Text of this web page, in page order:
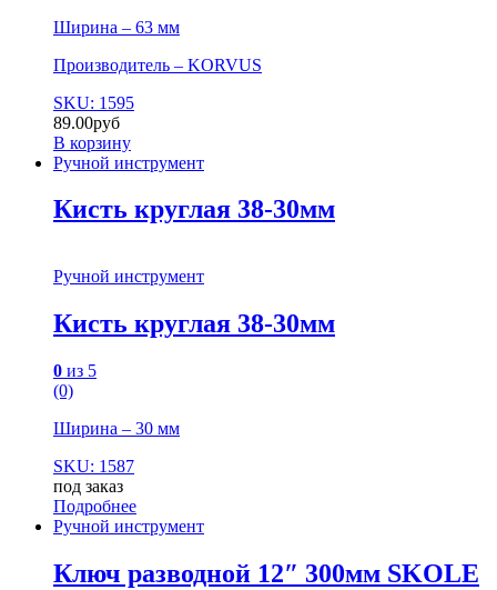
Ширина – 63 мм
Производитель – KORVUS
SKU: 1595
89.00руб
В корзину
Ручной инструмент
Кисть круглая 38-30мм
Ручной инструмент
Кисть круглая 38-30мм
0 из 5
(0)
Ширина – 30 мм
SKU: 1587
под заказ
Подробнее
Ручной инструмент
Ключ разводной 12″ 300мм SKOLE